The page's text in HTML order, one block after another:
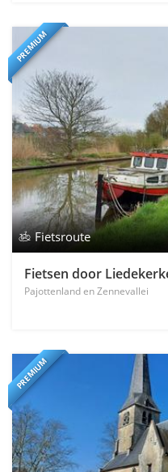
PREMIUM
Fietsroute
Fietsen door
Pajottenland en Zennevallei
PREMIUM